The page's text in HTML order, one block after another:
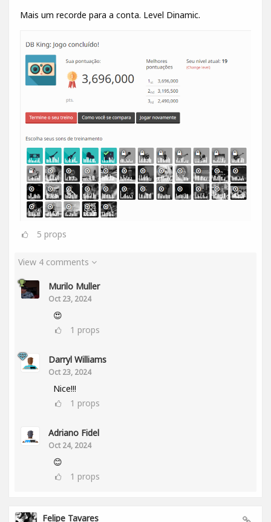
Mais um recorde para a conta. Level Dinamic.
5 props
View 4 comments
Murilo Muller
Oct 23, 2024
😍
1 props
Darryl Williams
Oct 23, 2024
Nice!!!
1 props
Adriano Fidel
Oct 24, 2024
😊
1 props
Felipe Tavares